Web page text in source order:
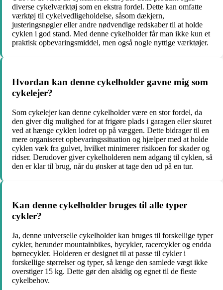
diverse cykelværktøj som en ekstra fordel. Dette kan omfatte
værktøj til cykelvedligeholdelse, såsom dækjern,
justeringsnøgler eller andre nødvendige redskaber til at holde
cyklen i god stand. Med denne cykelholder får man ikke kun et
praktisk opbevaringsmiddel, men også nogle nyttige værktøjer.
Hvordan kan denne cykelholder gavne mig som
cykelejer?
Som cykelejer kan denne cykelholder være en stor fordel, da
den giver dig mulighed for at frigøre plads i garagen eller skuret
ved at hænge cyklen lodret op på væggen. Dette bidrager til en
mere organiseret opbevaringssituation og hjælper med at holde
cyklen væk fra gulvet, hvilket minimerer risikoen for skader og
ridser. Derudover giver cykelholderen nem adgang til cyklen, så
den er klar til brug, når du ønsker at tage den ud på en tur.
Kan denne cykelholder bruges til alle typer
cykler?
Ja, denne universelle cykelholder kan bruges til forskellige typer
cykler, herunder mountainbikes, bycykler, racercykler og endda
børnecykler. Holderen er designet til at passe til cykler i
forskellige størrelser og typer, så længe den samlede vægt ikke
overstiger 15 kg. Dette gør den alsidig og egnet til de fleste
cykelbehov.